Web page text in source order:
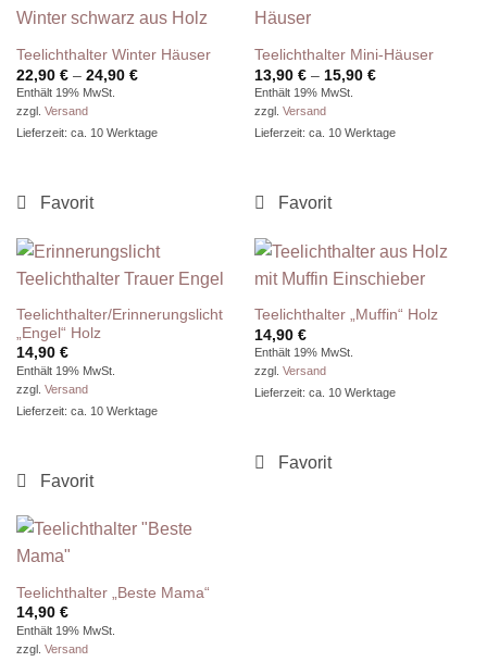
Teelichthalter Winter Häuser
22,90 € – 24,90 €Preisspanne:
Enthält 19% MwSt.
zzgl. Versand
Lieferzeit: ca. 10 Werktage
Teelichthalter Mini-Häuser
13,90 € – 15,90 €Preisspanne:
Enthält 19% MwSt.
zzgl. Versand
Lieferzeit: ca. 10 Werktage
Teelichthalter/Erinnerungslicht
„Engel“ Holz
14,90 €
Enthält 19% MwSt.
zzgl. Versand
Lieferzeit: ca. 10 Werktage
Teelichthalter „Muffin“ Holz
14,90 €
Enthält 19% MwSt.
zzgl. Versand
Lieferzeit: ca. 10 Werktage
Teelichthalter „Beste Mama“
14,90 €
Enthält 19% MwSt.
zzgl. Versand